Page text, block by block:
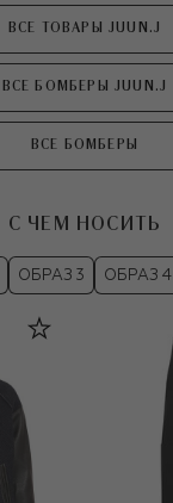
ВСЕ ТОВАРЫ JUUN.J
ВСЕ БОМБЕРЫ JUUN.J
ВСЕ БОМБЕРЫ
С ЧЕМ НОСИТЬ
ОБРАЗ 3 ОБРАЗ 4